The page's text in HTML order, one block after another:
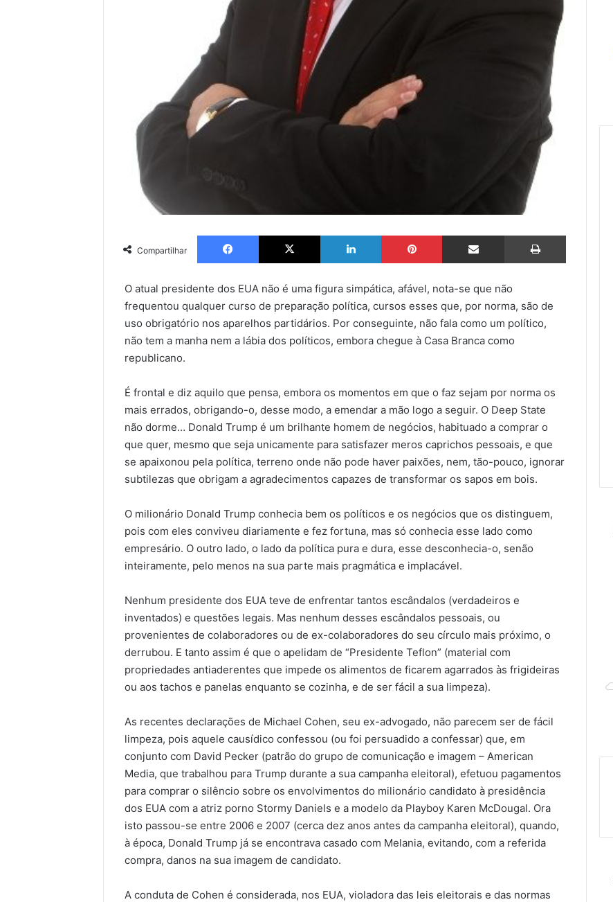
Compartilhar
Facebook X LinkedIn Pinterest Partilhar via Email Imprimir
O atual presidente dos EUA não é uma figura simpática, afável, nota-se que não
frequentou qualquer curso de preparação política, cursos esses que, por norma, são de
uso obrigatório nos aparelhos partidários. Por conseguinte, não fala como um político,
não tem a manha nem a lábia dos políticos, embora chegue à Casa Branca como
republicano.
É frontal e diz aquilo que pensa, embora os momentos em que o faz sejam por norma os
mais errados, obrigando-o, desse modo, a emendar a mão logo a seguir. O Deep State
não dorme… Donald Trump é um brilhante homem de negócios, habituado a comprar o
que quer, mesmo que seja unicamente para satisfazer meros caprichos pessoais, e que
se apaixonou pela política, terreno onde não pode haver paixões, nem, tão-pouco, ignorar
subtilezas que obrigam a agradecimentos capazes de transformar os sapos em bois.
O milionário Donald Trump conhecia bem os políticos e os negócios que os distinguem,
pois com eles conviveu diariamente e fez fortuna, mas só conhecia esse lado como
empresário. O outro lado, o lado da política pura e dura, esse desconhecia-o, senão
inteiramente, pelo menos na sua parte mais pragmática e implacável.
Nenhum presidente dos EUA teve de enfrentar tantos escândalos (verdadeiros e
inventados) e questões legais. Mas nenhum desses escândalos pessoais, ou
provenientes de colaboradores ou de ex-colaboradores do seu círculo mais próximo, o
derrubou. E tanto assim é que o apelidam de “Presidente Teflon” (material com
propriedades antiaderentes que impede os alimentos de ficarem agarrados às frigideiras
ou aos tachos e panelas enquanto se cozinha, e de ser fácil a sua limpeza).
As recentes declarações de Michael Cohen, seu ex-advogado, não parecem ser de fácil
limpeza, pois aquele causídico confessou (ou foi persuadido a confessar) que, em
conjunto com David Pecker (patrão do grupo de comunicação e imagem – American
Media, que trabalhou para Trump durante a sua campanha eleitoral), efetuou pagamentos
para comprar o silêncio sobre os envolvimentos do milionário candidato à presidência
dos EUA com a atriz porno Stormy Daniels e a modelo da Playboy Karen McDougal. Ora
isto passou-se entre 2006 e 2007 (cerca dez anos antes da campanha eleitoral), quando,
à época, Donald Trump já se encontrava casado com Melania, evitando, com a referida
compra, danos na sua imagem de candidato.
A conduta de Cohen é considerada, nos EUA, violadora das leis eleitorais e das normas